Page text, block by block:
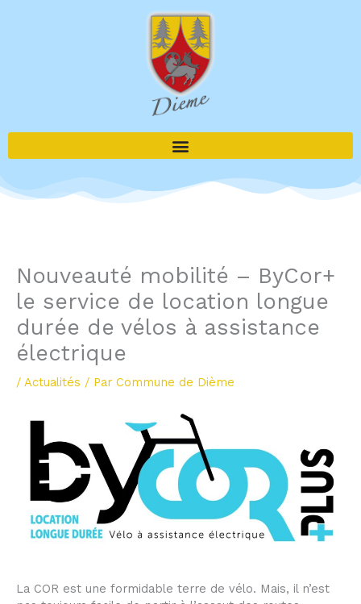
Nouveauté mobilité – ByCor+
le service de location longue
durée de vélos à assistance
électrique
/ Actualités / Par Commune de Dième
La COR est une formidable terre de vélo. Mais, il n’est